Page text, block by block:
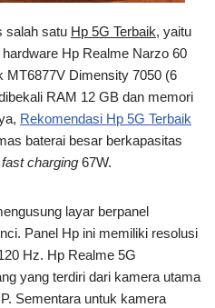
salah satu Hp 5G Terbaik, yaitu
Hp Realme Narzo 60
MT6877V Dimensity 7050 (6
RAM 12 GB dan memori
Rekomendasi Hp 5G Terbaik
baterai besar berkapasitas
fast charging 67W.
layar berpanel
Panel Hp ini memiliki resolusi
Hz. Hp Realme 5G
yang terdiri dari kamera utama
Sementara untuk kamera